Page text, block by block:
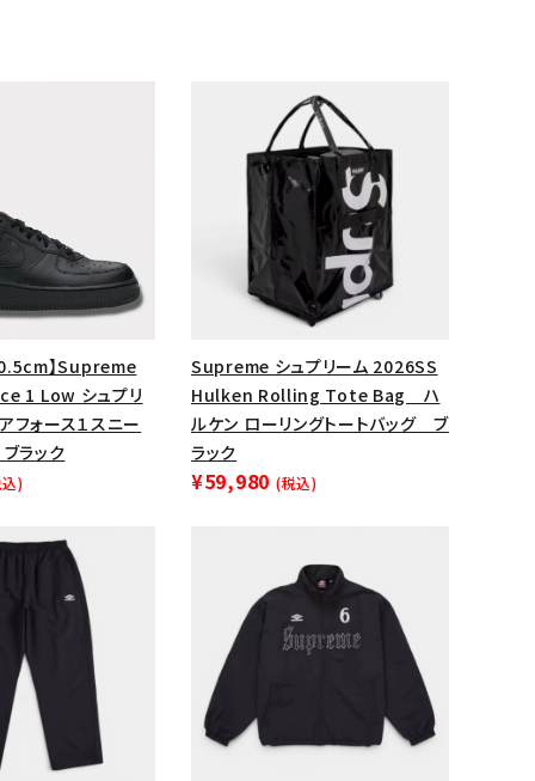
ンドから探す
ー・ウエストバッグ
】Supreme
1 Low シュプリ
フォース１スニー
ラック
)
Supreme シュプリーム 2026SS
Hulken Rolling Tote Bag ハ
ルケン ローリングトートバッグ ブ
ラック
¥59,980 (税込)